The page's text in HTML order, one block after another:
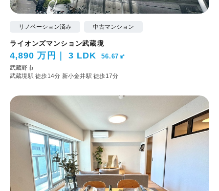
リノベーション済み 中古マンション
ライオンズマンション武蔵境
4,890 万円 3 LDK 56.67㎡
武蔵野市
武蔵境駅 徒歩14分 新小金井駅 徒歩17分